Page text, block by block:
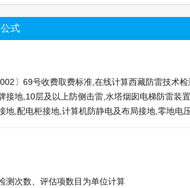
式
〕69号收费取费标准,在线计算西藏防雷技术
接地,10层及以上防侧击雷,水塔烟囱电梯防雷装
地,配电柜接地,计算机防静电及布局接地,零地电
测次数、评估项数目为单位计算